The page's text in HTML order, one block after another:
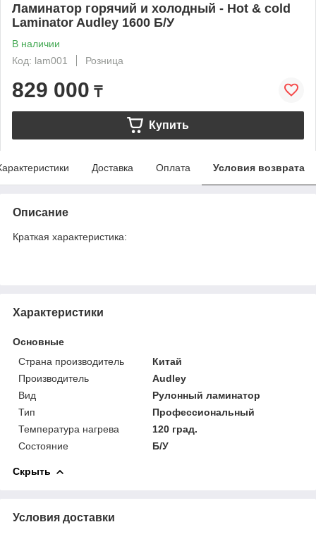
Ламинатор горячий и холодный - Hot & cold
Laminator Audley 1600 Б/У
В наличии
Код: lam001
Розница
829 000 ₸
Купить
Доставка Оплата Условия возврата
Описание
Краткая характеристика:
Характеристики
Основные
Страна производитель
Китай
Производитель
Audley
Вид
Рулонный ламинатор
Тип
Профессиональный
Температура нагрева
120 град.
Состояние
Б/У
Скрыть
Условия доставки